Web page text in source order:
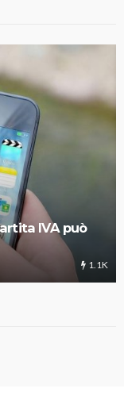
IVA può
1.1K